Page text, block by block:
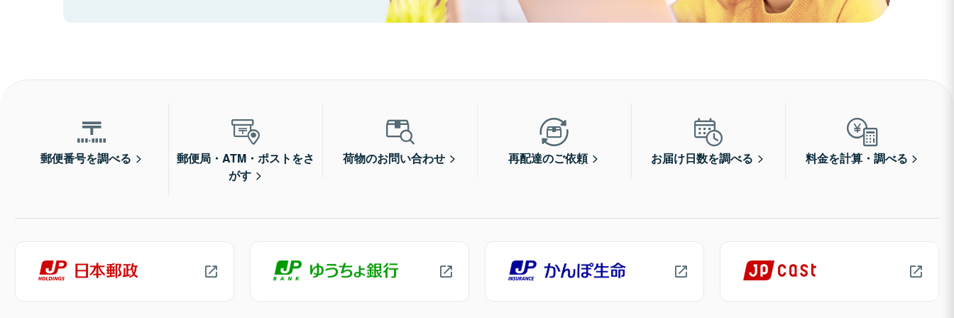
郵便番号を調べる
郵便局・ATM・ポストをさ
がす
荷物のお問い合わせ 再配達のご依頼 お届け日数を調べる 料金を計算・調べる